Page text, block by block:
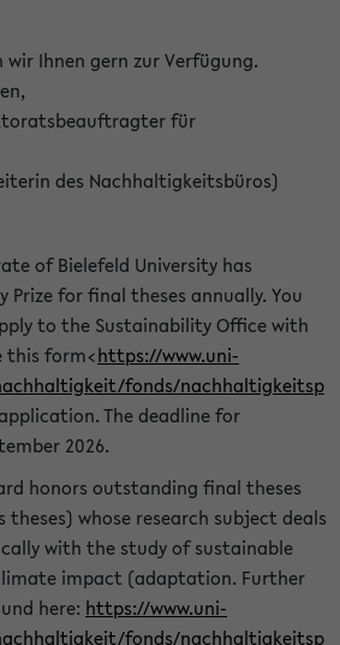
wir Ihnen gern zur Verfügung.
für
des Nachhaltigkeitsbüros)
of Bielefeld University has
Prize for final theses annually. You
to the Sustainability Office with
this form<https://www.uni-
fonds/nachhaltigkeitsp
The deadline for
2026.
honors outstanding final theses
theses) whose research subject deals
with the study of sustainable
impact (adaptation. Further
here: https://www.uni-
fonds/nachhaltigkeitsp